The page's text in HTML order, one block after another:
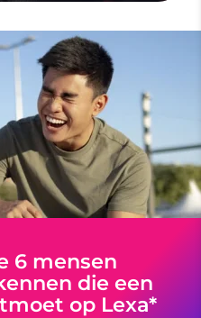
6 mensen
die een
op Lexa*